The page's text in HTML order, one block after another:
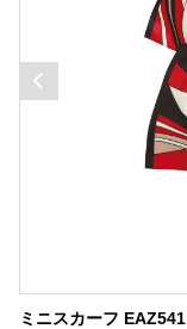
ミニスカーフ EAZ541